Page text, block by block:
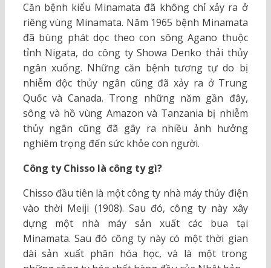
Căn bệnh kiểu Minamata đã không chỉ xảy ra ở
riêng vùng Minamata. Năm 1965 bệnh Minamata
đã bùng phát dọc theo con sông Agano thuộc
tỉnh Nigata, do công ty Showa Denko thải thủy
ngân xuống. Những căn bệnh tương tự do bị
nhiễm độc thủy ngân cũng đã xảy ra ở Trung
Quốc và Canada. Trong những năm gần đây,
sông và hồ vùng Amazon và Tanzania bị nhiễm
thủy ngân cũng đã gây ra nhiều ảnh hưởng
nghiêm trọng đến sức khỏe con người.
Công ty Chisso là công ty gì?
Chisso đầu tiên là một công ty nhà máy thủy điện
vào thời Meiji (1908). Sau đó, công ty này xây
dựng một nhà máy sản xuất các bua tại
Minamata. Sau đó công ty này có một thời gian
dài sản xuất phân hóa học, và là một trong